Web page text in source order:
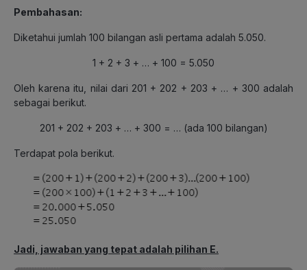
Pembahasan:
Diketahui jumlah 100 bilangan asli pertama adalah 5.050.
1 + 2 + 3 + … + 100 = 5.050
Oleh karena itu, nilai dari 201 + 202 + 203 + … + 300 adalah
sebagai berikut.
201 + 202 + 203 + … + 300 = … (ada 100 bilangan)
Terdapat pola berikut.
Jadi, jawaban yang tepat adalah pilihan E.